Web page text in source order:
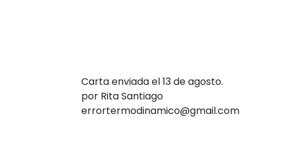
Carta enviada el 13 de agosto.
por Rita Santiago
errortermodinamico@gmail.com